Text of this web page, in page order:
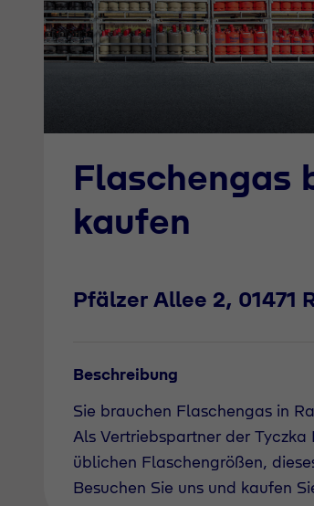
Flaschengas
kaufen
Pfälzer Allee 2, 01471
Beschreibung
Sie brauchen Flaschengas in
Als Vertriebspartner der
üblichen Flaschengrößen,
Besuchen Sie uns und kaufen